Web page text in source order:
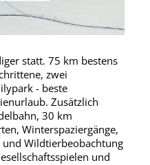
statt. 75 km bestens
zwei
- beste
Zusätzlich
30 km
Winterspaziergänge,
und Wildtierbeobachtung
und